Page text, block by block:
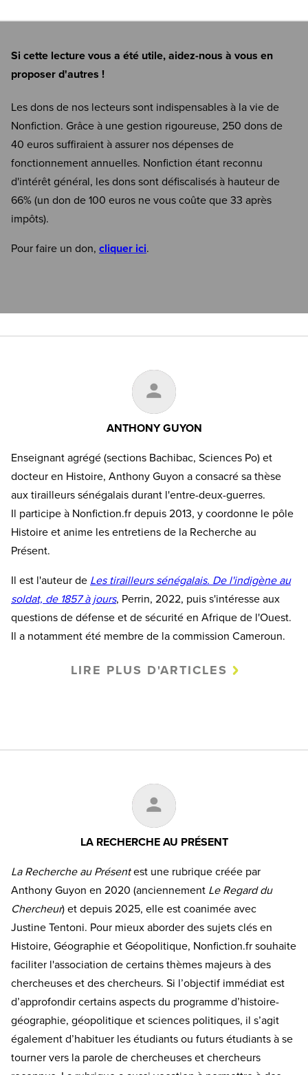
Si cette lecture vous a été utile, aidez-nous à vous en
proposer d'autres !
Les dons de nos lecteurs sont indispensables à la vie de
Nonfiction. Grâce à une gestion rigoureuse, 250 dons de
40 euros suffiraient à assurer nos dépenses de
fonctionnement annuelles. Nonfiction étant reconnu
d'intérêt général, les dons sont défiscalisés à hauteur de
66% (un don de 100 euros ne vous coûte que 33 après
impôts).
Pour faire un don, cliquer ici.
ANTHONY GUYON
Enseignant agrégé (sections Bachibac, Sciences Po) et
docteur en Histoire, Anthony Guyon a consacré sa thèse
aux tirailleurs sénégalais durant l'entre-deux-guerres.
Il participe à Nonfiction.fr depuis 2013, y coordonne le pôle
Histoire et anime les entretiens de la Recherche au
Présent.
Il est l'auteur de Les tirailleurs sénégalais. De l'indigène au
soldat, de 1857 à jours, Perrin, 2022, puis s'intéresse aux
questions de défense et de sécurité en Afrique de l'Ouest.
Il a notamment été membre de la commission Cameroun.
LIRE PLUS D'ARTICLES
LA RECHERCHE AU PRÉSENT
La Recherche au Présentest une rubrique créée par
Anthony Guyon en 2020 (anciennement Le Regard du
Chercheur) et depuis 2025, elle est coanimée avec
Justine Tentoni. Pour mieux aborder des sujets clés en
Histoire, Géographie et Géopolitique, Nonfiction.fr souhaite
faciliter l'association de certains thèmes majeurs à des
chercheuses et des chercheurs. Si l’objectif immédiat est
d’approfondir certains aspects du programme d’histoire-
géographie, géopolitique et sciences politiques, il s’agit
également d’habituer les étudiants ou futurs étudiants à se
tourner vers la parole de chercheuses et chercheurs